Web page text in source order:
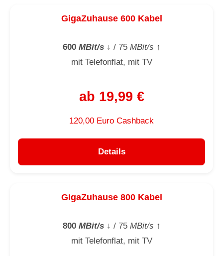
GigaZuhause 600 Kabel
600MBit/s↓ / 75MBit/s ↑
mit Telefonflat, mit TV
ab 19,99 €
120,00 Euro Cashback
Details
GigaZuhause 800 Kabel
800MBit/s↓ / 75MBit/s ↑
mit Telefonflat, mit TV